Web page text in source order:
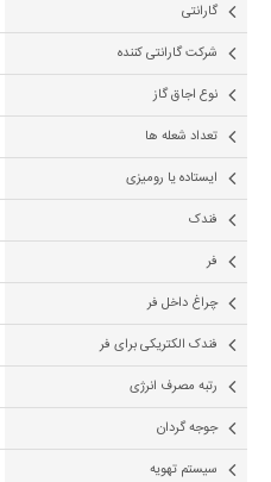
گارانتی
شرکت گارانتی کننده
نوع اجاق گاز
تعداد شعله ها
ایستاده یا رومیزی
فندک
فر
چراغ داخل فر
فندک الکتریکی برای فر
رتبه مصرف انرژی
جوجه گردان
سیستم تهویه